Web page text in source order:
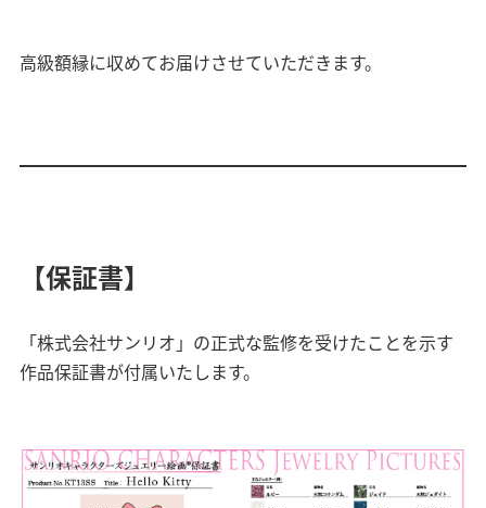
高級額縁に収めてお届けさせていただきます。
【保証書】
「株式会社サンリオ」の正式な監修を受けたことを示す
作品保証書が付属いたします。